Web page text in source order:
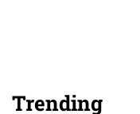
Trending